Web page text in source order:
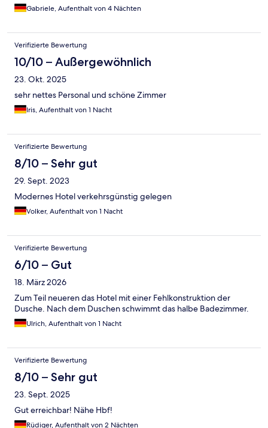
Gabriele, Aufenthalt von 4 Nächten
Verifizierte Bewertung
10/10 – Außergewöhnlich
23. Okt. 2025
sehr nettes Personal und schöne Zimmer
Iris, Aufenthalt von 1 Nacht
Verifizierte Bewertung
8/10 – Sehr gut
29. Sept. 2023
Modernes Hotel verkehrsgünstig gelegen
Volker, Aufenthalt von 1 Nacht
Verifizierte Bewertung
6/10 – Gut
18. März 2026
Zum Teil neueren das Hotel mit einer Fehlkonstruktion der
Dusche. Nach dem Duschen schwimmt das halbe Badezimmer.
Ulrich, Aufenthalt von 1 Nacht
Verifizierte Bewertung
8/10 – Sehr gut
23. Sept. 2025
Gut erreichbar! Nähe Hbf!
Rüdiger, Aufenthalt von 2 Nächten